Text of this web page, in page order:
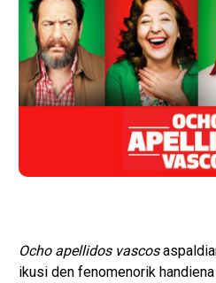
Ocho apellidos vascos
ikusi den fenomenorik